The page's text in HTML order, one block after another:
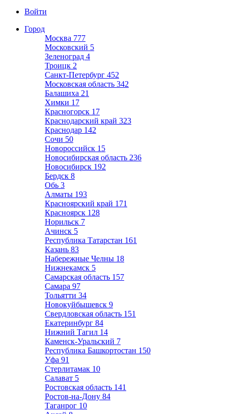
Войти
Город
Москва 777
Московский 5
Зеленоград 4
Троицк 2
Санкт-Петербург 452
Московская область 342
Балашиха 21
Химки 17
Красногорск 17
Краснодарский край 323
Краснодар 142
Сочи 50
Новороссийск 15
Новосибирская область 236
Новосибирск 192
Бердск 8
Обь 3
Алматы 193
Красноярский край 171
Красноярск 128
Норильск 7
Ачинск 5
Республика Татарстан 161
Казань 83
Набережные Челны 18
Нижнекамск 5
Самарская область 157
Самара 97
Тольятти 34
Новокуйбышевск 9
Свердловская область 151
Екатеринбург 84
Нижний Тагил 14
Каменск-Уральский 7
Республика Башкортостан 150
Уфа 91
Стерлитамак 10
Салават 5
Ростовская область 141
Ростов-на-Дону 84
Таганрог 10